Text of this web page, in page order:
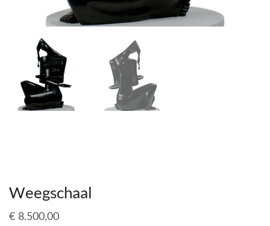
Weegschaal
€ 8.500,00